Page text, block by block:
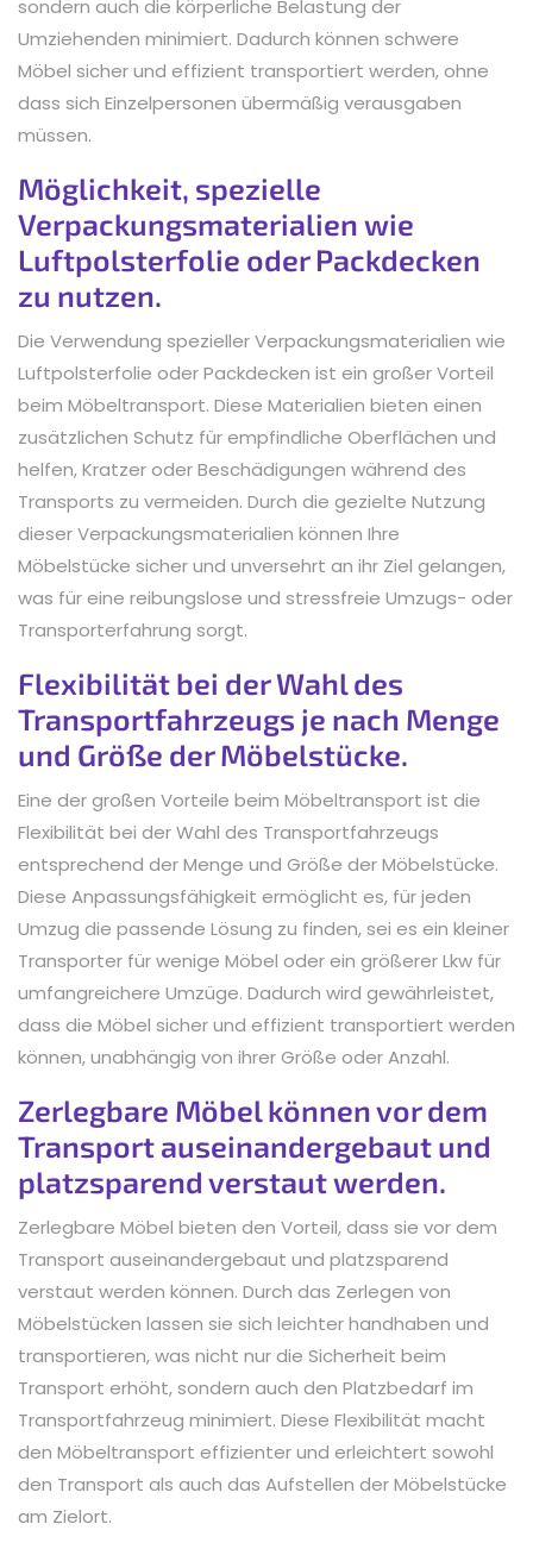
sondern auch die körperliche Belastung der
Umziehenden minimiert. Dadurch können schwere
Möbel sicher und effizient transportiert werden, ohne
dass sich Einzelpersonen übermäßig verausgaben
müssen.
Möglichkeit, spezielle
Verpackungsmaterialien wie
Luftpolsterfolie oder Packdecken
zu nutzen.
Die Verwendung spezieller Verpackungsmaterialien wie
Luftpolsterfolie oder Packdecken ist ein großer Vorteil
beim Möbeltransport. Diese Materialien bieten einen
zusätzlichen Schutz für empfindliche Oberflächen und
helfen, Kratzer oder Beschädigungen während des
Transports zu vermeiden. Durch die gezielte Nutzung
dieser Verpackungsmaterialien können Ihre
Möbelstücke sicher und unversehrt an ihr Ziel gelangen,
was für eine reibungslose und stressfreie Umzugs- oder
Transporterfahrung sorgt.
Flexibilität bei der Wahl des
Transportfahrzeugs je nach Menge
und Größe der Möbelstücke.
Eine der großen Vorteile beim Möbeltransport ist die
Flexibilität bei der Wahl des Transportfahrzeugs
entsprechend der Menge und Größe der Möbelstücke.
Diese Anpassungsfähigkeit ermöglicht es, für jeden
Umzug die passende Lösung zu finden, sei es ein kleiner
Transporter für wenige Möbel oder ein größerer Lkw für
umfangreichere Umzüge. Dadurch wird gewährleistet,
dass die Möbel sicher und effizient transportiert werden
können, unabhängig von ihrer Größe oder Anzahl.
Zerlegbare Möbel können vor dem
Transport auseinandergebaut und
platzsparend verstaut werden.
Zerlegbare Möbel bieten den Vorteil, dass sie vor dem
Transport auseinandergebaut und platzsparend
verstaut werden können. Durch das Zerlegen von
Möbelstücken lassen sie sich leichter handhaben und
transportieren, was nicht nur die Sicherheit beim
Transport erhöht, sondern auch den Platzbedarf im
Transportfahrzeug minimiert. Diese Flexibilität macht
den Möbeltransport effizienter und erleichtert sowohl
den Transport als auch das Aufstellen der Möbelstücke
am Zielort.